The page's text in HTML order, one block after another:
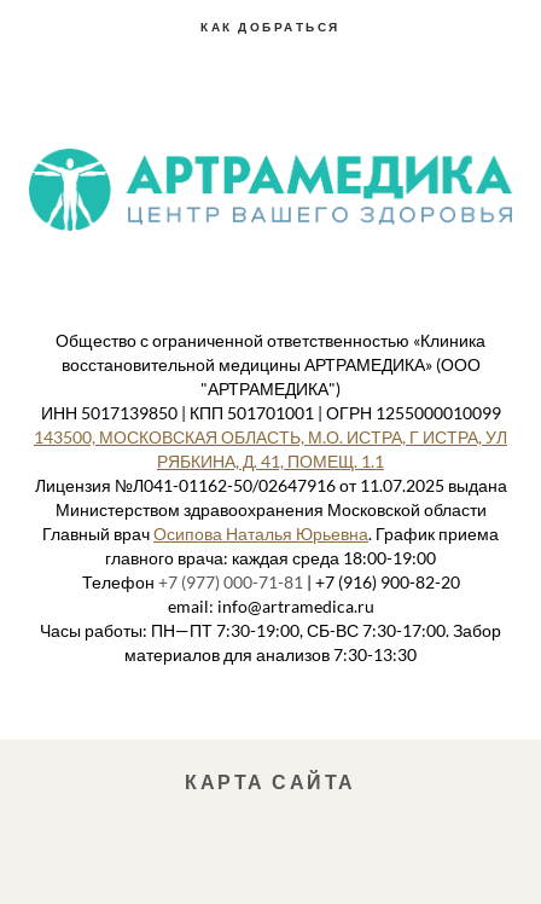
КАК ДОБРАТЬСЯ
Общество с ограниченной ответственностью «Клиника
восстановительной медицины АРТРАМЕДИКА» (ООО
"АРТРАМЕДИКА")
ИНН 5017139850 | КПП 501701001 | ОГРН 1255000010099
143500, МОСКОВСКАЯ ОБЛАСТЬ, М.О. ИСТРА, Г ИСТРА, УЛ
РЯБКИНА, Д. 41, ПОМЕЩ. 1.1
Лицензия №Л041-01162-50/02647916 от 11.07.2025 выдана
Министерством здравоохранения Московской области
Главный врачОсипова Наталья Юрьевна. График приема
главного врача: каждая среда 18:00-19:00
Телефон +7 (977) 000-71-81 | +7 (916) 900-82-20
email: info@artramedica.ru
Часы работы: ПН—ПТ 7:30-19:00, СБ-ВС 7:30-17:00. Забор
материалов для анализов 7:30-13:30
КАРТА САЙТА